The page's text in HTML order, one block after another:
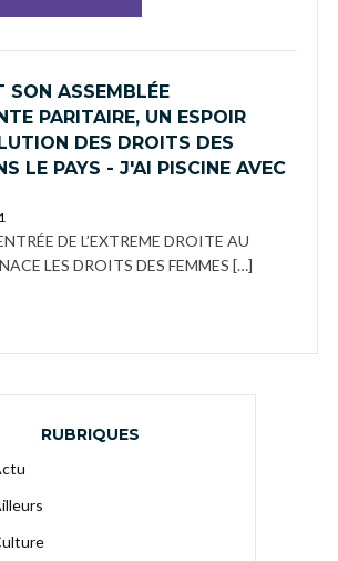
SON ASSEMBLÉE
PARITAIRE, UN ESPOIR
DES DROITS DES
LE PAYS - J'AI PISCINE AVEC
DE L’EXTREME DROITE AU
LES DROITS DES FEMMES […]
RUBRIQUES